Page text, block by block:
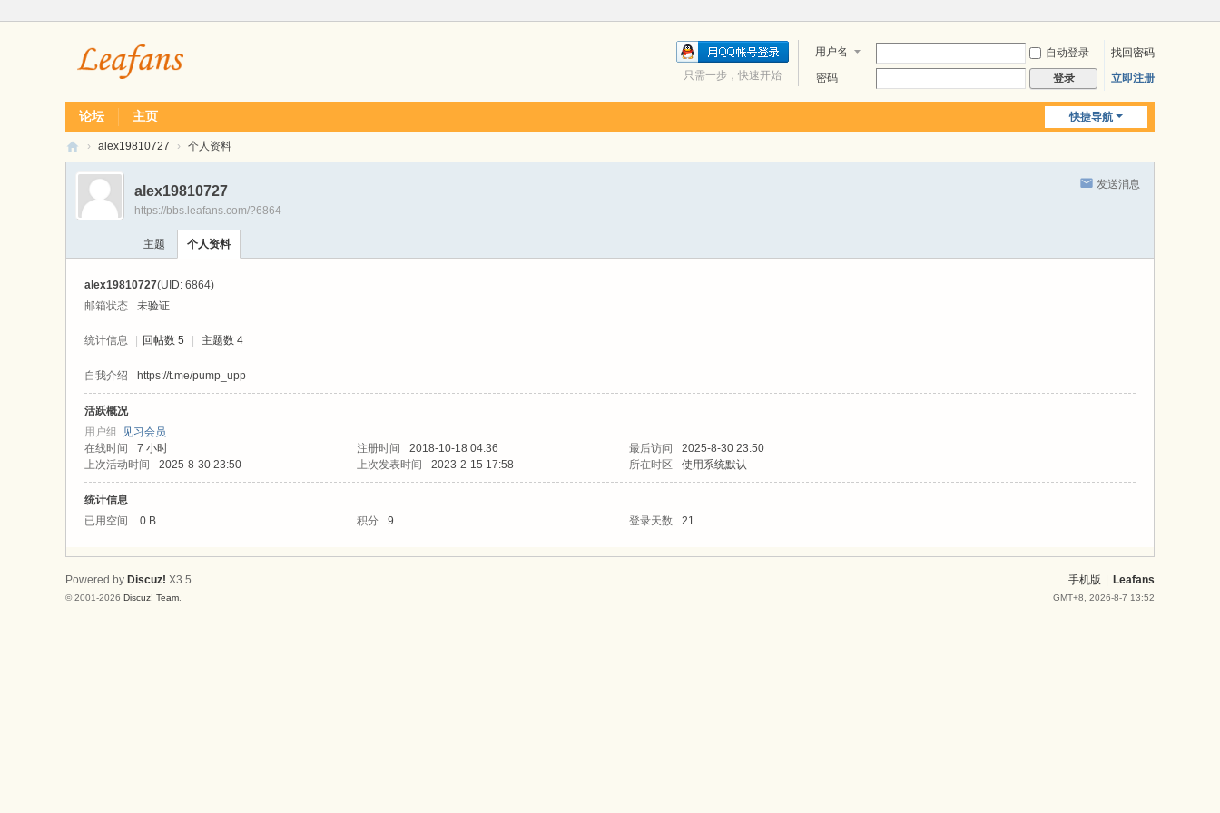
用户名 自动登录
找回密码
密码
登录 立即注册
只需一步，快速开始
快捷导航
论坛 主页
L
› alex19810727 › 个人资料
发送消息
alex19810727
https://bbs.leafans.com/?6864
主题 个人资料
alex19810727(UID: 6864)
邮箱状态
未验证
统计信息 回帖数 5 主题数 4
自我介绍 https://t.me/pump_upp
活跃概况
用户组
见习会员
在线时间
7 小时 注册时间 2018-10-18 04:36 最后访问
2025-8-30 23:50
上次活动时间
2025-8-30 23:50 上次发表时间 2023-2-15 17:58 所在时区 使用系统默认
统计信息
已用空间
0 B 积分 9 登录天数 21
手机版 Leafans
GMT+8, 2026-8-7 13:52
Powered by Discuz! X3.5
© 2001-2026 Discuz! Team